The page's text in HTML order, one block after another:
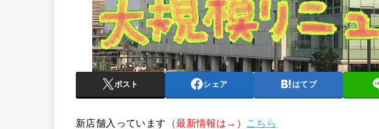
ポスト シェア はてブ
新店舗入っています （最新情報は→） こちら